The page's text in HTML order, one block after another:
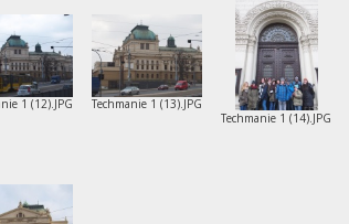
1 (12).JPG
Techmanie 1 (13).JPG
Techmanie 1 (14).JPG